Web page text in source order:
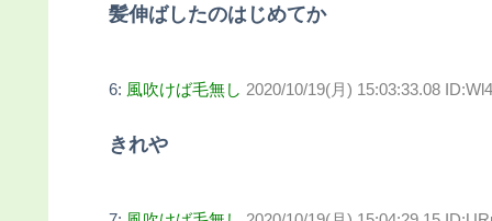
髪伸ばしたのはじめてか
6: 風吹けば毛無し 2020/10/19(月) 15:03:33.08
きれや